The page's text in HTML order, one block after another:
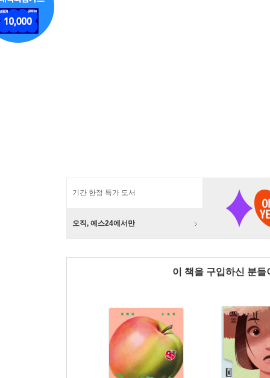
기간 한정 특가 도서
오직, 예스24에서만
이 책을 구입하신 분